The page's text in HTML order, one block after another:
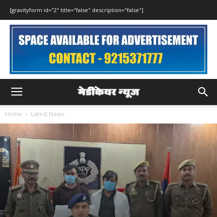
[gravityform id="2" title="false" description="false"]
Home Latest News